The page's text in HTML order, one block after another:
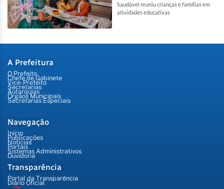
Saudável reuniu crianças e famílias em
atividades educativas
A Prefeitura
O Prefeito
Chefe de Gabinete
Vice-Prefeito
Secretarias
Autarquias
Órgãos Municipais
Secretarias Especiais
Navegação
Início
Publicações
Notícias
Portais
Sistemas Administrativos
Ouvidoria
Transparência
Portal da Transparência
Diário Oficial